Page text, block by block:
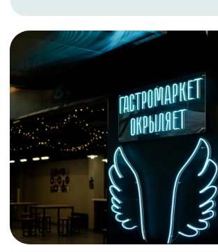
уникальные блюда и продукты.
азиатские деликатесы, итальянскую
пасту, мексиканскую тако, японское
суши и многое другое.
АРЕНДАТОРАМ